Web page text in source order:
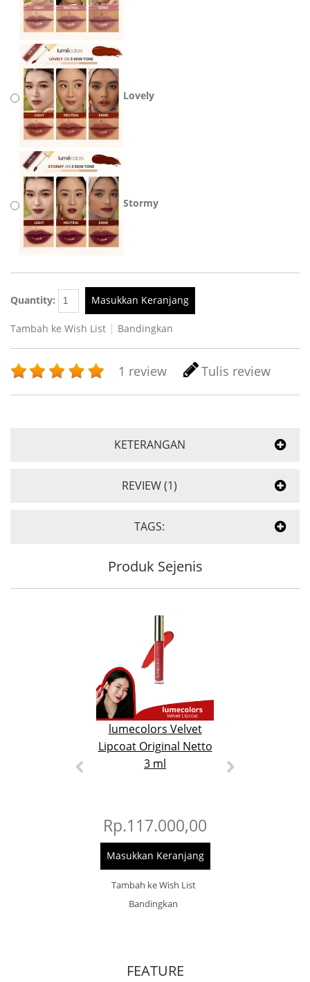
Lovely
Stormy
Quantity: Masukkan Keranjang
Tambah ke Wish List Bandingkan
1 review Tulis review
KETERANGAN
REVIEW (1)
TAGS:
Produk Sejenis
lumecolors Velvet
Lipcoat Original Netto
3 ml
Rp.117.000,00
Masukkan Keranjang
Tambah ke Wish List
Bandingkan
FEATURE